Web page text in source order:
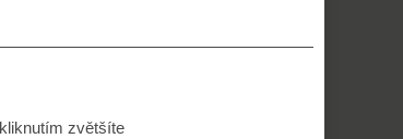
kliknutím zvětšíte